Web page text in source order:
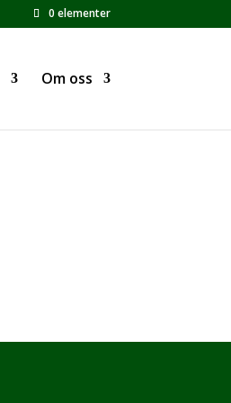
0 elementer
Om oss